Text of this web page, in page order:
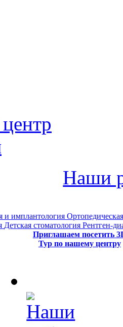
Наши
и имплантология
Детская стоматология Рентген-
Приглашаем посетить
Тур по нашему центру